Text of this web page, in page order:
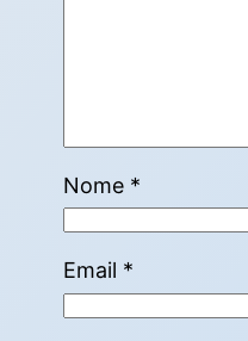
Nome *
Email *